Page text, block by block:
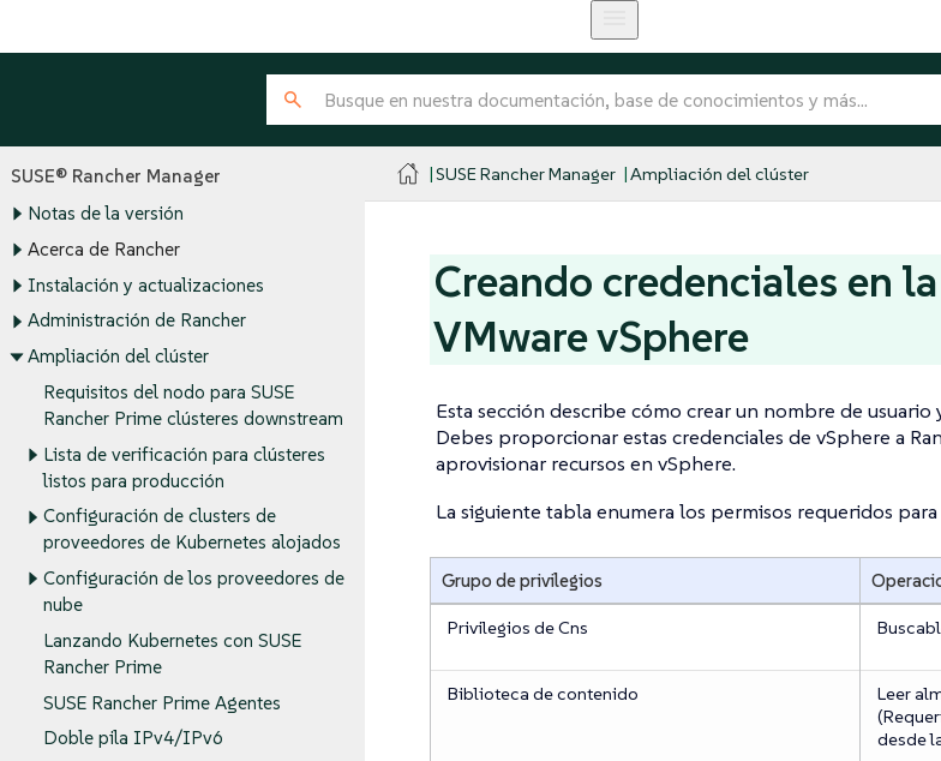
SUSE® Rancher Manager
Notas de la versión
Acerca de Rancher
Instalación y actualizaciones
Administración de Rancher
Ampliación del clúster
Requisitos del nodo para SUSE
Rancher Prime clústeres downstream
Lista de verificación para clústeres
listos para producción
Configuración de clusters de
proveedores de Kubernetes alojados
Configuración de los proveedores de
nube
Lanzando Kubernetes con SUSE
Rancher Prime
SUSE Rancher Prime Agentes
Doble pila IPv4/IPv6
SUSE Rancher Manager Ampliación del clúster
Creando credenciales en
VMware vSphere
Esta sección describe cómo crear un nombre de usuario
Debes proporcionar estas credenciales de vSphere a
aprovisionar recursos en vSphere.
La siguiente tabla enumera los permisos requeridos
Grupo de privilegios
Privilegios de Cns
Biblioteca de contenido
Leer
desde